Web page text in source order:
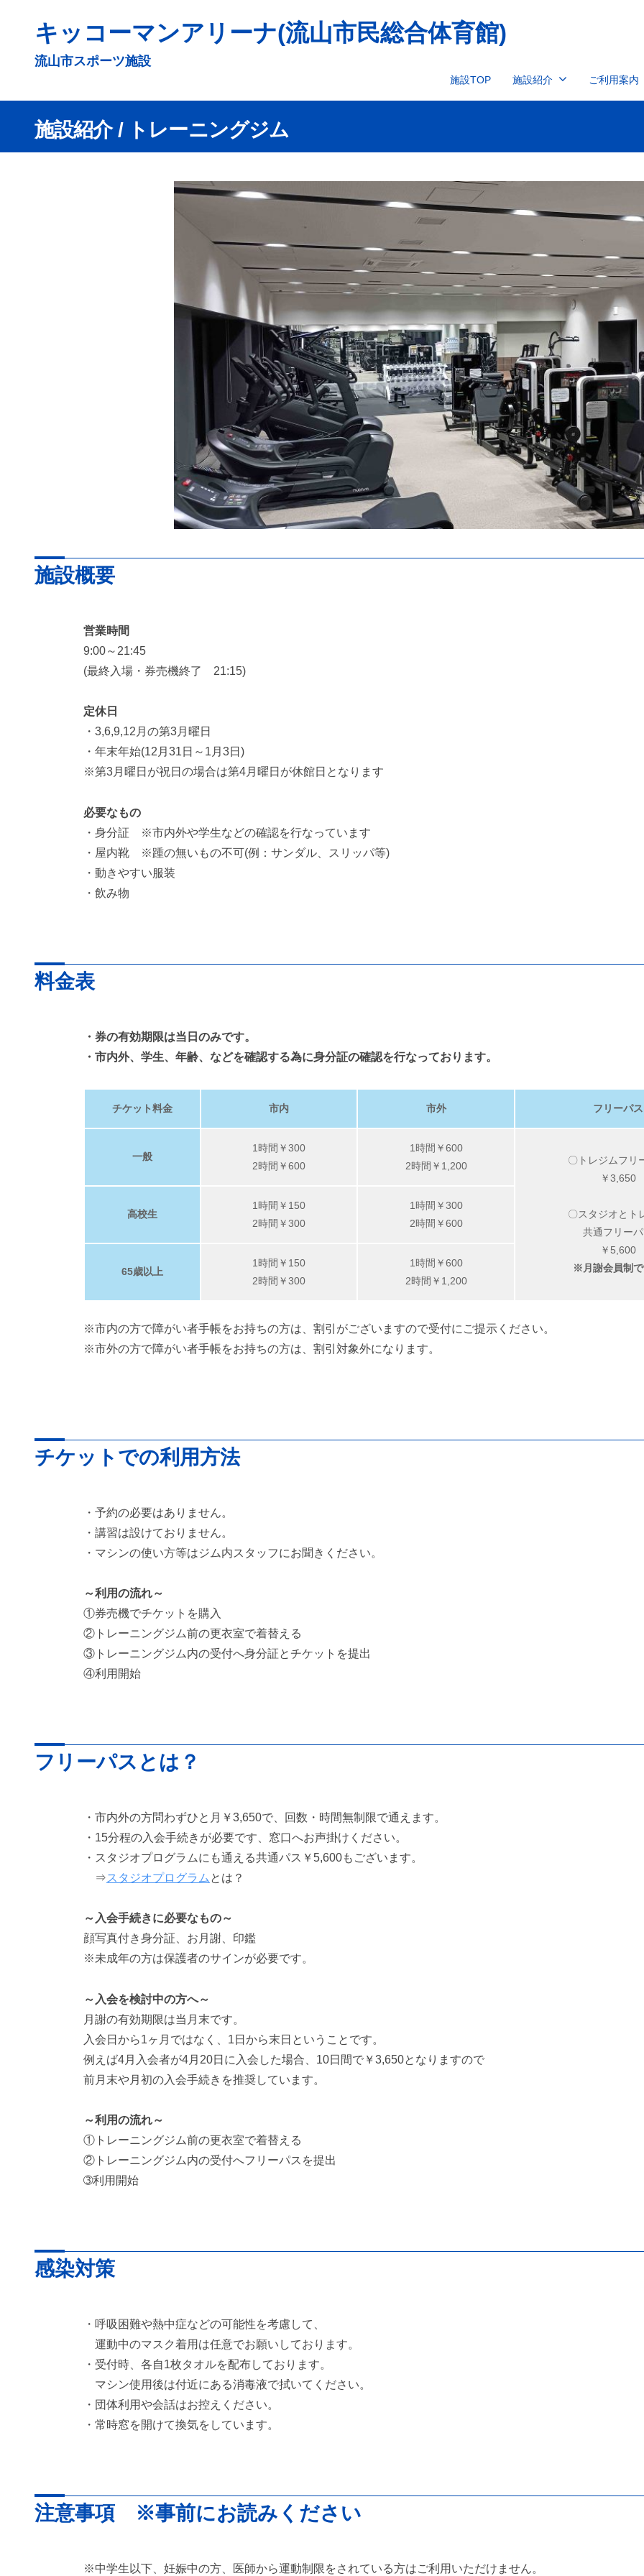
キ
キッコーマンアリーナ(流山市民総合体育館)
流山市スポーツ施設
施設TOP 施設紹介 ご利用案内
施設紹介/ トレーニングジム
施設概要
営業時間
9:00～21:45
(最終入場・券売機終了 21:15)
定休日
・3,6,9,12月の第3月曜日
・年末年始(12月31日～1月3日)
※第3月曜日が祝日の場合は第4月曜日が休館日となります
必要なもの
・身分証 ※市内外や学生などの確認を行なっています
・屋内靴 ※踵の無いもの不可(例：サンダル、スリッパ等)
・動きやすい服装
・飲み物
料金表
・券の有効期限は当日のみです。
・市内外、学生、年齢、などを確認する為に身分証の確認を行なっております。
チケット料金 市内 市外 フリーパス
一般
1時間￥300
2時間￥600
1時間￥600
2時間￥1,200
〇トレジムフリ
￥3,650
〇スタジオとト
共通フリーパ
￥5,600
※月謝会員制で
高校生
1時間￥150
2時間￥300
1時間￥300
2時間￥600
65歳以上
1時間￥150
2時間￥300
1時間￥600
2時間￥1,200
※市内の方で障がい者手帳をお持ちの方は、割引がございますので受付にご提示ください。
※市外の方で障がい者手帳をお持ちの方は、割引対象外になります。
チケットでの利用方法
・予約の必要はありません。
・講習は設けておりません。
・マシンの使い方等はジム内スタッフにお聞きください。
～利用の流れ～
①券売機でチケットを購入
②トレーニングジム前の更衣室で着替える
③トレーニングジム内の受付へ身分証とチケットを提出
④利用開始
フリーパスとは？
・市内外の方問わずひと月￥3,650で、回数・時間無制限で通えます。
・15分程の入会手続きが必要です、窓口へお声掛けください。
・スタジオプログラムにも通える共通パス￥5,600もございます。
⇒スタジオプログラム とは？
～入会手続きに必要なもの～
顔写真付き身分証、お月謝、印鑑
※未成年の方は保護者のサインが必要です。
～入会を検討中の方へ～
月謝の有効期限は当月末です。
入会日から1ヶ月ではなく、1日から末日ということです。
例えば4月入会者が4月20日に入会した場合、10日間で￥3,650となりますので
前月末や月初の入会手続きを推奨しています。
～利用の流れ～
①トレーニングジム前の更衣室で着替える
②トレーニングジム内の受付へフリーパスを提出
➂利用開始
感染対策
・呼吸困難や熱中症などの可能性を考慮して、
運動中のマスク着用は任意でお願いしております。
・受付時、各自1枚タオルを配布しております。
マシン使用後は付近にある消毒液で拭いてください。
・団体利用や会話はお控えください。
・常時窓を開けて換気をしています。
注意事項 ※事前にお読みください
※中学生以下、妊娠中の方、医師から運動制限をされている方はご利用いただけません。